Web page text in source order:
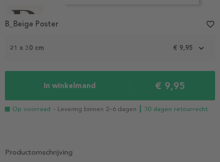
1
21 x 30 cm € 9,95
In winkelmand € 9,95
Op voorraad - Levering binnen 2–6 dagen ┃ 30 dagen retourrecht
B_Beige Poster favorite_border
Productomschrijving